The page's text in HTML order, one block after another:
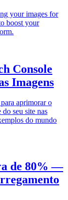
your images for
boost your
Console
Imagens
aprimorar o
seu site nas
do mundo
de 80% —